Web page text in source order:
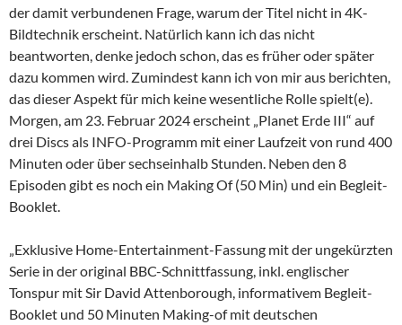
der damit verbundenen Frage, warum der Titel nicht in 4K-
Bildtechnik erscheint. Natürlich kann ich das nicht
beantworten, denke jedoch schon, das es früher oder später
dazu kommen wird. Zumindest kann ich von mir aus berichten,
das dieser Aspekt für mich keine wesentliche Rolle spielt(e).
Morgen, am 23. Februar 2024 erscheint „Planet Erde III“ auf
drei Discs als INFO-Programm mit einer Laufzeit von rund 400
Minuten oder über sechseinhalb Stunden. Neben den 8
Episoden gibt es noch ein Making Of (50 Min) und ein Begleit-
Booklet.
„Exklusive Home-Entertainment-Fassung mit der ungekürzten
Serie in der original BBC-Schnittfassung, inkl. englischer
Tonspur mit Sir David Attenborough, informativem Begleit-
Booklet und 50 Minuten Making-of mit deutschen